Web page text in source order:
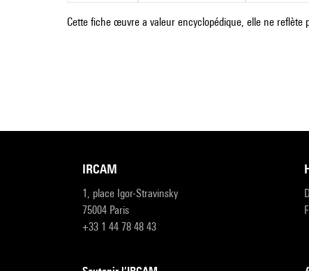
Cette fiche œuvre a valeur encyclopédique, elle ne
IRCAM
1, place Igor-Stravinsky
75004 Paris
+33 1 44 78 48 43